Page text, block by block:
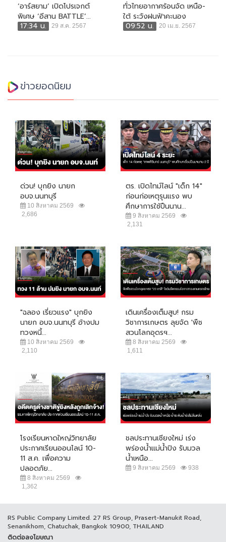
‘อาร์สยาม’ เปิดโปรเจกต์
พิเศษ ‘อีสาน BATTLE’...
17:34 น.
29 ส.ค. 2567
ทั่วไทยอากาศร้อนจัด เหนือ-
ใต้ ระวังฝนฟ้าคะนอง
09:52 น.
20 เม.ย. 2567
ข่าวยอดนิยม
ด่วน! บุกยิง นายก
อบจ.นนทบุรี
10 สิงหาคม 2569
2,686
ตร. เปิดไทม์ไลน์ "เด็ก 14"
ก่อนก่อเหตุรุนแรง พบ
ศึกษาการใช้ปืนนาน...
9 สิงหาคม 2569
2,131
"ฉลอง เรี่ยวแรง" บุกยิง
นายก อบจ.นนทบุรี อ้างปม
ทวงหนี้...
10 สิงหาคม 2569
2,110
เดินเครื่องเต็มสูบ! กรม
วิชาการเกษตร ลุยจัด 'พืช
สวนโลกอุดรฯ...
8 สิงหาคม 2569
1,611
โรงเรียนหาดใหญ่วิทยาลัย
ประกาศเรียนออนไลน์ 10-
11 ส.ค. เพื่อความ
ปลอดภัย...
8 สิงหาคม 2569
1,362
ชลประทานเชียงใหม่ เร่ง
พร่องน้ำแม่น้ำปิง รับมวล
น้ำเหนือ...
9 สิงหาคม 2569 938
RS Public Company Limited. 27 RS Group, Prasert-Manukit Road,
Senanikhom, Chatuchak, Bangkok 10900, THAILAND
ติดต่อลงโฆษณา